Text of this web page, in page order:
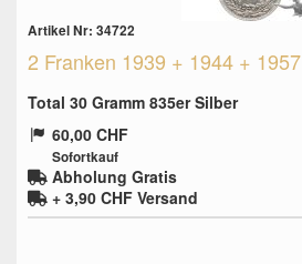
Artikel Nr: 34722
2 Franken 1939 + 1944 + 1957
Total 30 Gramm 835er Silber
60,00 CHF
Sofortkauf
Abholung Gratis
+ 3,90 CHF Versand